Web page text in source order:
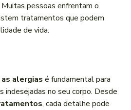
pessoas enfrentam o
tratamentos que podem
de vida.
alergias é fundamental para
indesejadas no seu corpo. Desde
, cada detalhe pode